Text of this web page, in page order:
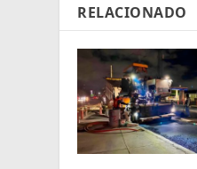
RELACIONADO